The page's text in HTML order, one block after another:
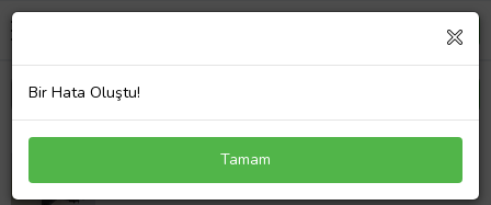
DACIA DOKKER- 13/21; MOTOR ÜST KAPAĞI (1.5
1296,03 TL
Bir Hata Oluştu!
Tamam